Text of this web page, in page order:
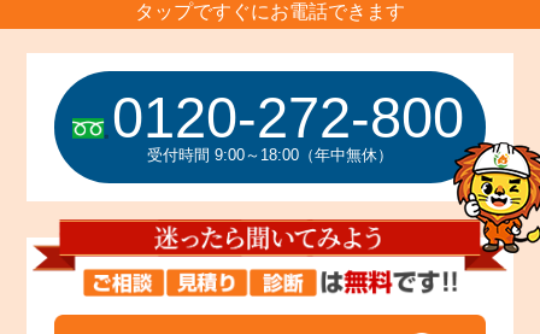
タップですぐにお電話できます
0120-272-800
受付時間 9:00～18:00（年中無休）